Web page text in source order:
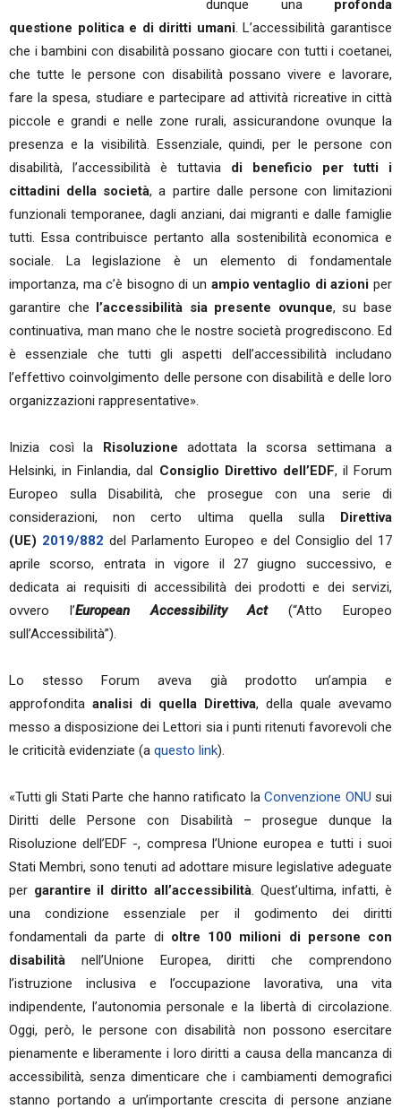
dunque una profonda
questione politica e di diritti umani. L’accessibilità garantisce
che i bambini con disabilità possano giocare con tutti i coetanei,
che tutte le persone con disabilità possano vivere e lavorare,
fare la spesa, studiare e partecipare ad attività ricreative in città
piccole e grandi e nelle zone rurali, assicurandone ovunque la
presenza e la visibilità. Essenziale, quindi, per le persone con
disabilità, l’accessibilità è tuttavia di beneficio per tutti i
cittadini della società, a partire dalle persone con limitazioni
funzionali temporanee, dagli anziani, dai migranti e dalle famiglie
tutti. Essa contribuisce pertanto alla sostenibilità economica e
sociale. La legislazione è un elemento di fondamentale
importanza, ma c’è bisogno di un ampio ventaglio di azioni per
garantire che l’accessibilità sia presente ovunque, su base
continuativa, man mano che le nostre società progrediscono. Ed
è essenziale che tutti gli aspetti dell’accessibilità includano
l’effettivo coinvolgimento delle persone con disabilità e delle loro
organizzazioni rappresentative».
Inizia così la Risoluzione adottata la scorsa settimana a
Helsinki, in Finlandia, dal Consiglio Direttivo dell’EDF, il Forum
Europeo sulla Disabilità, che prosegue con una serie di
considerazioni, non certo ultima quella sulla Direttiva
(UE) 2019/882 del Parlamento Europeo e del Consiglio del 17
aprile scorso, entrata in vigore il 27 giugno successivo, e
dedicata ai requisiti di accessibilità dei prodotti e dei servizi,
ovvero l’European Accessibility Act(“Atto Europeo
sull’Accessibilità”).
Lo stesso Forum aveva già prodotto un’ampia e
approfondita analisi di quella Direttiva, della quale avevamo
messo a disposizione dei Lettori sia i punti ritenuti favorevoli che
le criticità evidenziate (a questo link).
«Tutti gli Stati Parte che hanno ratificato laConvenzione ONU sui
Diritti delle Persone con Disabilità – prosegue dunque la
Risoluzione dell’EDF -, compresa l’Unione europea e tutti i suoi
Stati Membri, sono tenuti ad adottare misure legislative adeguate
per garantire il diritto all’accessibilità. Quest’ultima, infatti, è
una condizione essenziale per il godimento dei diritti
fondamentali da parte di oltre 100 milioni di persone con
disabilità nell’Unione Europea, diritti che comprendono
l’istruzione inclusiva e l’occupazione lavorativa, una vita
indipendente, l’autonomia personale e la libertà di circolazione.
Oggi, però, le persone con disabilità non possono esercitare
pienamente e liberamente i loro diritti a causa della mancanza di
accessibilità, senza dimenticare che i cambiamenti demografici
stanno portando a un’importante crescita di persone anziane